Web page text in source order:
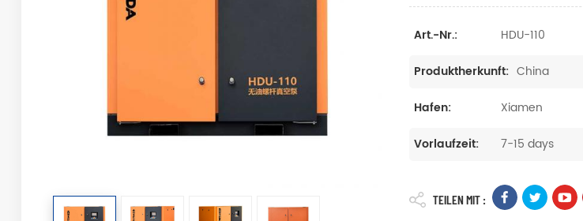
Art.-Nr.: HDU-110
Produktherkunft: China
Hafen: Xiamen
Vorlaufzeit: 7-15 days
TEILEN MIT :